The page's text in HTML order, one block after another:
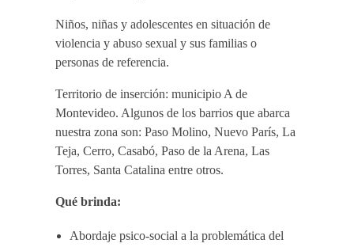
Niños, niñas y adolescentes en situación de
violencia y abuso sexual y sus familias o
personas de referencia.
Territorio de inserción: municipio A de
Montevideo. Algunos de los barrios que abarca
nuestra zona son: Paso Molino, Nuevo París, La
Teja, Cerro, Casabó, Paso de la Arena, Las
Torres, Santa Catalina entre otros.
Qué brinda:
Abordaje psico-social a la problemática del